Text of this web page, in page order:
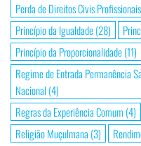
Perda de Direitos Civis
Princípio da Igualdade(28)
Princípio da Proporcionalidade(11)
Regime de Entrada Permanência
Nacional (4)
Regras da Experiência Comum (4)
Religião Muçulmana (3)